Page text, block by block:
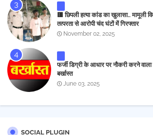
🟥 छिपली हत्या कांड का खुलासा.. मामूली
तत्परता से आरोपी चंद घंटों में गिरफ्तार
November 02, 2025
फर्जी डिग्री के आधार पर नौकरी करने
बर्खास्त
June 03, 2025
SOCIAL PLUGIN